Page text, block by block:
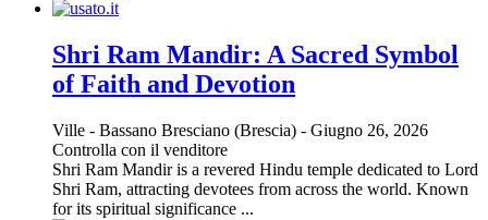
Shri Ram Mandir: A Sacred Symbol
of Faith and Devotion
Ville - Bassano Bresciano (Brescia) - Giugno 26, 2026
Controlla con il venditore
Shri Ram Mandir is a revered Hindu temple dedicated to Lord
Shri Ram, attracting devotees from across the world. Known
for its spiritual significance ...